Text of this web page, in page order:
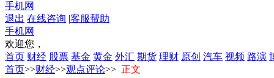
手机网
退出 在线咨询 |客服帮助
手机网
欢迎您，
首页 财经 股票 基金 黄金 外汇 期货 理财 原创 汽车 视频 路演
首页>>财经>>观点评论>> 正文